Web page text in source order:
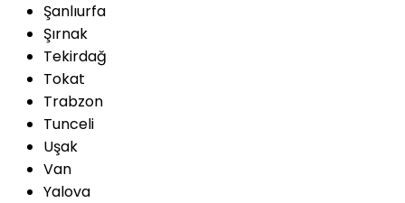
Şanlıurfa
Şırnak
Tekirdağ
Tokat
Trabzon
Tunceli
Uşak
Van
Yalova